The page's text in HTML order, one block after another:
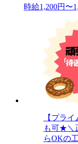
時給1,200円〜
【プラ
も可★＼
らOKの